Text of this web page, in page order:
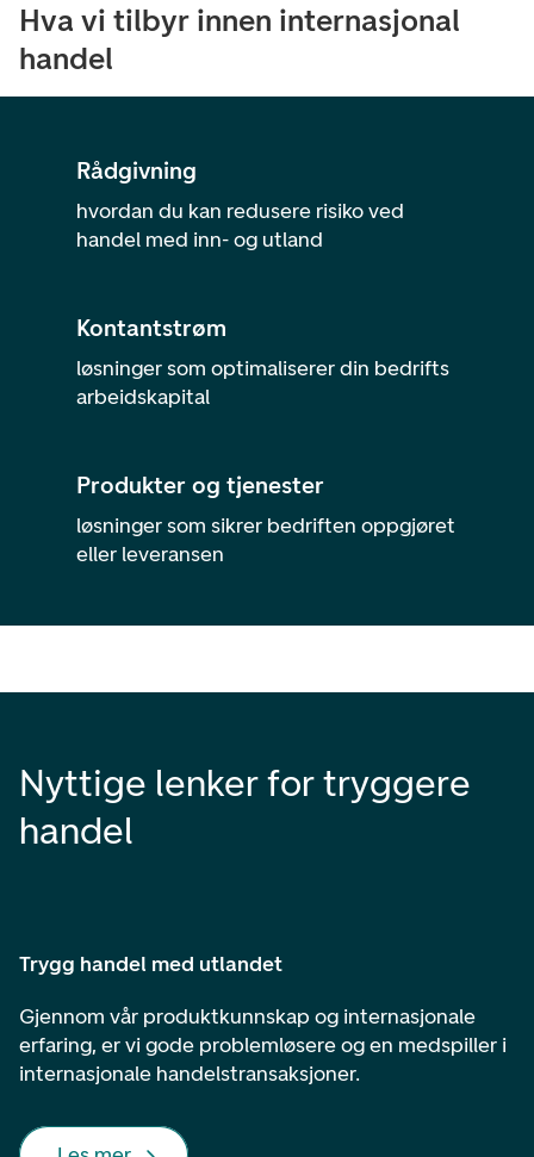
Hva vi tilbyr innen internasjonal
handel
Rådgivning
hvordan du kan redusere risiko ved
handel med inn- og utland
Kontantstrøm
løsninger som optimaliserer din bedrifts
arbeidskapital
Produkter og tjenester
løsninger som sikrer bedriften oppgjøret
eller leveransen
Nyttige lenker for tryggere
handel
Trygg handel med utlandet
Gjennom vår produktkunnskap og internasjonale
erfaring, er vi gode problemløsere og en medspiller i
internasjonale handelstransaksjoner.